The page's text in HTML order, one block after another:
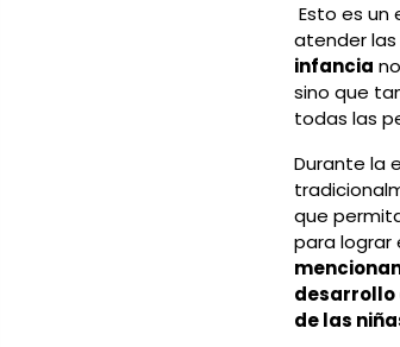
Esto es un
atender
infancia
sino que
todas las
Durante la
que
para lograr
desarrollo
de las